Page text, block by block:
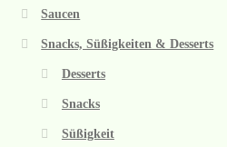
Saucen
Snacks, Süßigkeiten & Desserts
Desserts
Snacks
Süßigkeit